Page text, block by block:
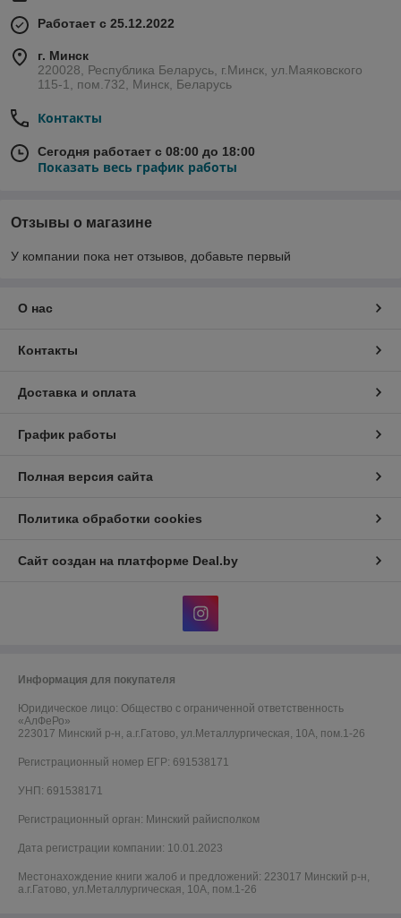
Работает с 25.12.2022
г. Минск
220028, Республика Беларусь, г.Минск, ул.Маяковского
115-1, пом.732, Минск, Беларусь
Контакты
Сегодня работает с 08:00 до 18:00
Показать весь график работы
Отзывы о магазине
У компании пока нет отзывов, добавьте первый
О нас
Контакты
Доставка и оплата
График работы
Полная версия сайта
Политика обработки cookies
Сайт создан на платформе Deal.by
Информация для покупателя
Юридическое лицо: Общество с ограниченной ответственность
«АлФеРо»
223017 Минский р-н, а.г.Гатово, ул.Металлургическая, 10А, пом.1-26
Регистрационный номер ЕГР: 691538171
УНП: 691538171
Регистрационный орган: Минский райисполком
Дата регистрации компании: 10.01.2023
Местонахождение книги жалоб и предложений: 223017 Минский р-н,
а.г.Гатово, ул.Металлургическая, 10А, пом.1-26